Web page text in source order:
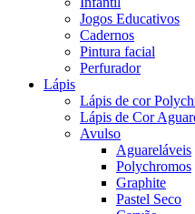
Jogos Educativos
Cadernos
Pintura facial
Perfurador
Lápis
Lápis de cor
Lápis de Cor
Avulso
Aguareláveis
Polychromos
Graphite
Pastel Seco